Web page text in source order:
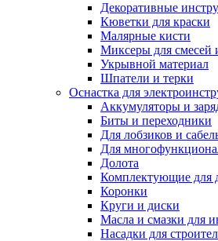
Декоративные
Кюветки для краски
Малярные кисти
Миксеры для смесей
Укрывной материал
Шпатели и терки
Оснастка для
Аккумуляторы и
Биты и переходники
Для лобзиков и
Для
Долота
Комплектующие для
Коронки
Круги и диски
Масла и смазки для
Насадки для